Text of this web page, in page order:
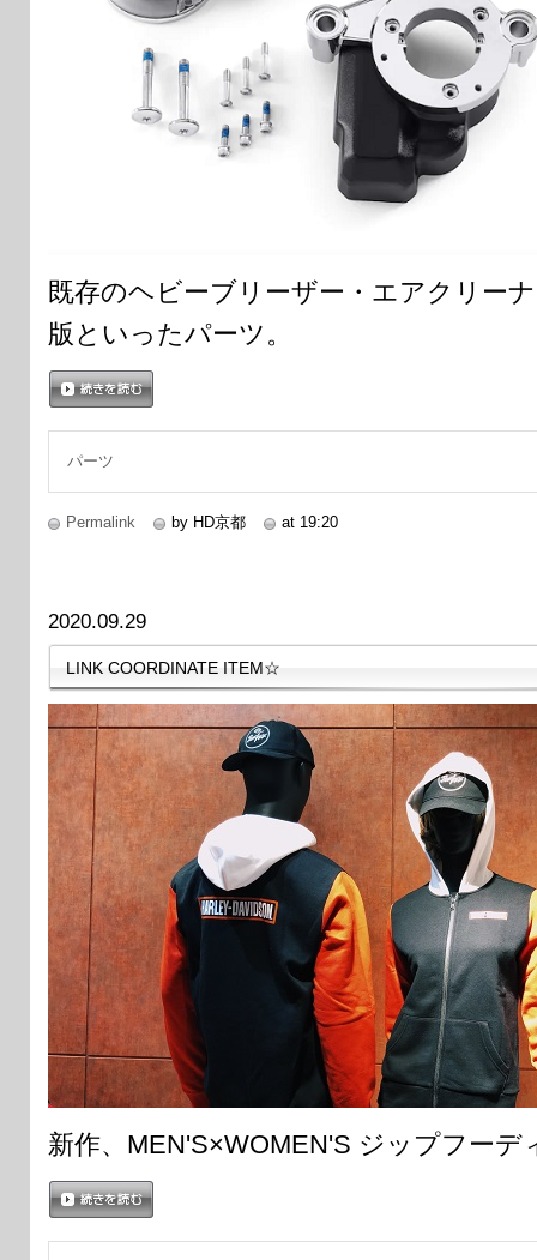
既存のヘビーブリーザー・エアクリー
版といったパーツ。
パーツ
Permalink by HD京都 at 19:20
2020.09.29
LINK COORDINATE ITEM☆
新作、MEN'S×WOMEN'S ジップフーデ